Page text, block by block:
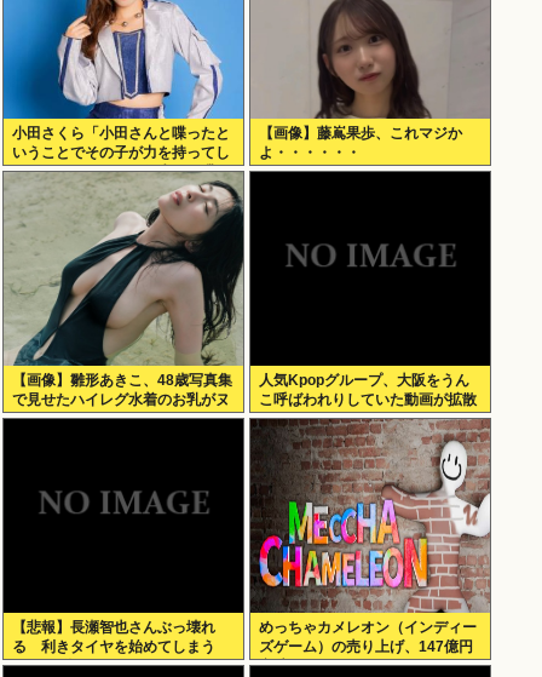
小田さくら「小田さんと喋ったと
いうことでその子が力を持ってし
まわないように、研修生とは喋ら
ないように
【画像】藤嶌果歩、これマジか
よ・・・・・・
【画像】雛形あきこ、48歳写真集
で見せたハイレグ水着のお乳がヌ
ケる
人気Kpopグループ、大阪をうん
こ呼ばわれりしていた動画が拡散
www
【悲報】長瀬智也さんぶっ壊れ
る 利きタイヤを始めてしまう
www（動画あり）
めっちゃカメレオン（インディー
ズゲーム）の売り上げ、147億円
突破www